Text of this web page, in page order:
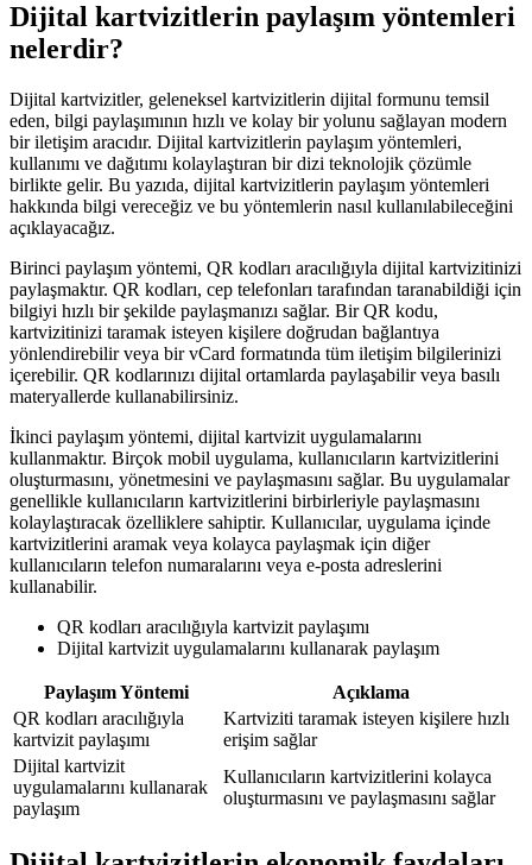
Dijital kartvizitlerin paylaşım yöntemleri
nelerdir?
Dijital kartvizitler, geleneksel kartvizitlerin dijital formunu temsil
eden, bilgi paylaşımının hızlı ve kolay bir yolunu sağlayan modern
bir iletişim aracıdır. Dijital kartvizitlerin paylaşım yöntemleri,
kullanımı ve dağıtımı kolaylaştıran bir dizi teknolojik çözümle
birlikte gelir. Bu yazıda, dijital kartvizitlerin paylaşım yöntemleri
hakkında bilgi vereceğiz ve bu yöntemlerin nasıl kullanılabileceğini
açıklayacağız.
Birinci paylaşım yöntemi, QR kodları aracılığıyla dijital kartvizitinizi
paylaşmaktır. QR kodları, cep telefonları tarafından taranabildiği için
bilgiyi hızlı bir şekilde paylaşmanızı sağlar. Bir QR kodu,
kartvizitinizi taramak isteyen kişilere doğrudan bağlantıya
yönlendirebilir veya bir vCard formatında tüm iletişim bilgilerinizi
içerebilir. QR kodlarınızı dijital ortamlarda paylaşabilir veya basılı
materyallerde kullanabilirsiniz.
İkinci paylaşım yöntemi, dijital kartvizit uygulamalarını
kullanmaktır. Birçok mobil uygulama, kullanıcıların kartvizitlerini
oluşturmasını, yönetmesini ve paylaşmasını sağlar. Bu uygulamalar
genellikle kullanıcıların kartvizitlerini birbirleriyle paylaşmasını
kolaylaştıracak özelliklere sahiptir. Kullanıcılar, uygulama içinde
kartvizitlerini aramak veya kolayca paylaşmak için diğer
kullanıcıların telefon numaralarını veya e-posta adreslerini
kullanabilir.
QR kodları aracılığıyla kartvizit paylaşımı
Dijital kartvizit uygulamalarını kullanarak paylaşım
Paylaşım Yöntemi
Açıklama
QR kodları aracılığıyla
kartvizit paylaşımı
Kartviziti taramak isteyen kişilere hızlı
erişim sağlar
Dijital kartvizit
uygulamalarını kullanarak
paylaşım
Kullanıcıların kartvizitlerini kolayca
oluşturmasını ve paylaşmasını sağlar